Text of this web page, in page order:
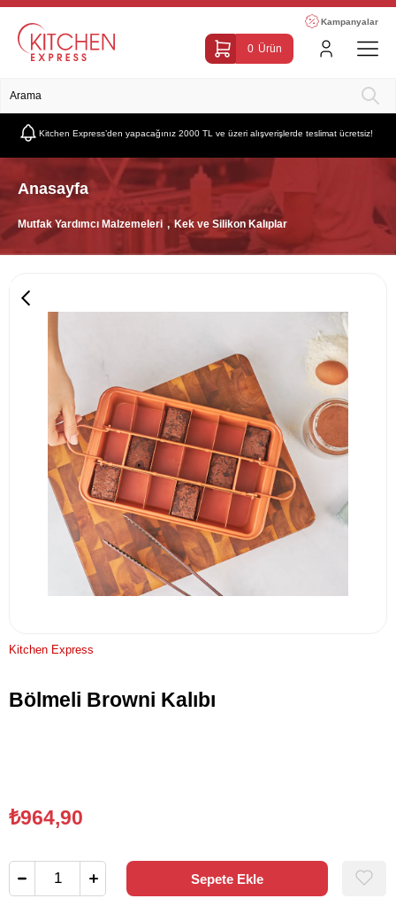
Kampanyalar
0 Ürün
Kitchen Express’den yapacağınız 2000 TL ve üzeri alışverişlerde teslimat ücretsiz!
Anasayfa
Mutfak Yardımcı Malzemeleri Kek ve Silikon Kalıplar
Kitchen Express
Bölmeli Browni Kalıbı
₺964,90